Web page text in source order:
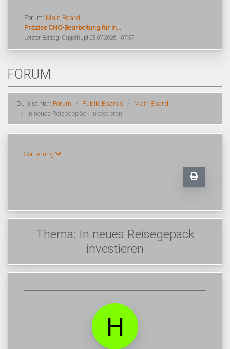
Forum: Main Board
Präzise CNC-Bearbeitung für in...
Letzter Beitrag: Gugelhupf 25.07.2026 - 07:57
FORUM
Du bist hier: Forum Public Boards
Main Board
In neues Reisegepäck investieren
Sortierung
Thema: In neues Reisegepäck
investieren